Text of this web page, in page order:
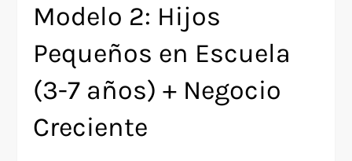
Modelo 2: Hijos
Pequeños en Escuela
(3-7 años) + Negocio
Creciente